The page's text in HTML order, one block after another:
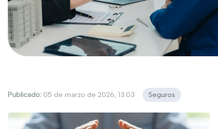
Publicado: 05 de marzo de 2026, 13:03 Seguros